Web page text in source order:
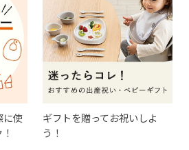
に使
ギフトを贈ってお祝いしよ
う！